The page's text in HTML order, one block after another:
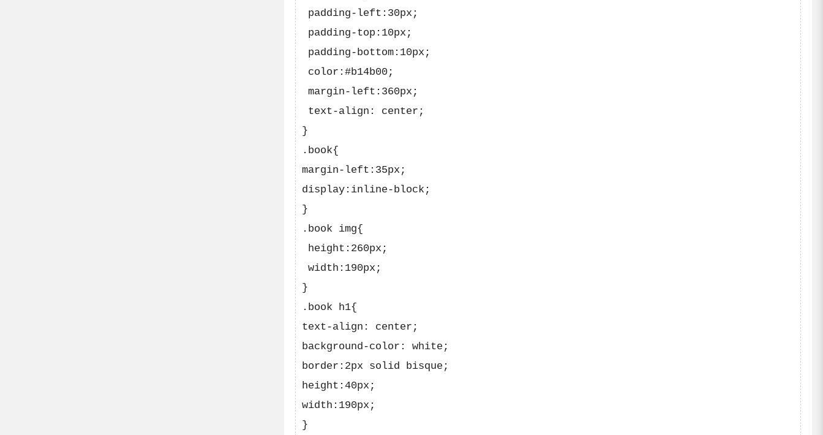
padding-left:30px;
padding-top:10px;
padding-bottom:10px;
color:#b14b00;
margin-left:360px;
text-align: center;
}
.book{
margin-left:35px;
display:inline-block;
}
.book img{
height:260px;
width:190px;
}
.book h1{
text-align: center;
background-color: white;
border:2px solid bisque;
height:40px;
width:190px;
}